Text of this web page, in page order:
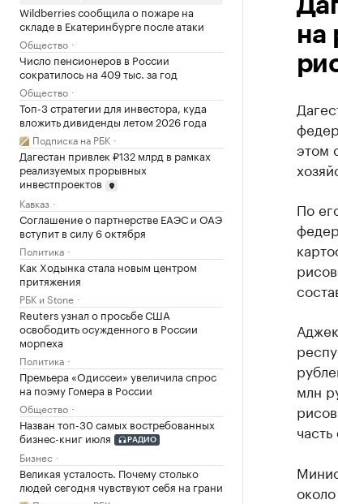
Wildberries сообщила о пожаре на
складе в Екатеринбурге после атаки
Общество
Число пенсионеров в России
сократилось на 409 тыс. за год
Общество
Топ-3 стратегии для инвестора, куда
вложить дивиденды летом 2026 года
Подписка на РБК
Дагестан привлек ₽132 млрд в рамках
реализуемых прорывных
инвестпроектов
Кавказ
Соглашение о партнерстве ЕАЭС и ОАЭ
вступит в силу 6 октября
Политика
Как Ходынка стала новым центром
притяжения
РБК и Stone
Reuters узнал о просьбе США
освободить осужденного в России
морпеха
Политика
Премьера «Одиссеи» увеличила спрос
на поэму Гомера в России
Общество
Назван топ-30 самых востребованных
бизнес-книг июля
РАДИО
Бизнес
Великая усталость. Почему столько
людей сегодня чувствуют себя на грани
на
этом
По
млн